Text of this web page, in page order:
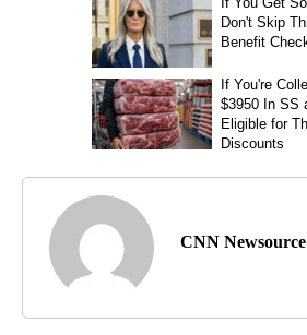
CNN Newsource